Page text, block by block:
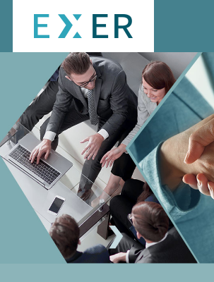
Rólunk
Szolgáltatásaink
Kapcsolat
EN HU